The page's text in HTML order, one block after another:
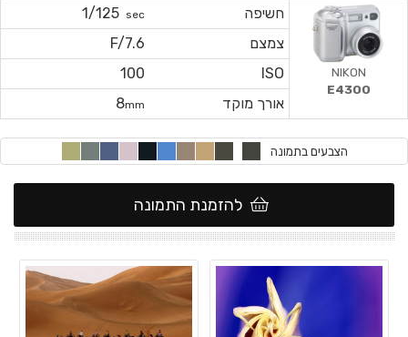
חשיפה sec
1/125
צמצם
F/7.6
ISO
100
אורך מוקד
8mm
NIKON
E4300
הצבעים בתמונה
להזמנת התמונה